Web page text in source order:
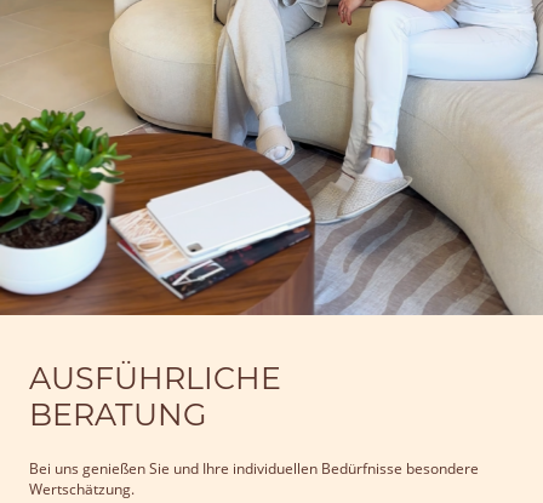
AUSFÜHRLICHE
BERATUNG
Bei uns genießen Sie und Ihre individuellen Bedürfnisse besondere
Wertschätzung.